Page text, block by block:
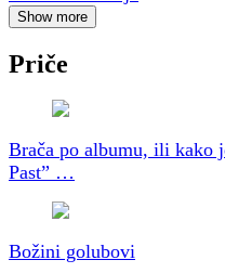
Show more
Priče
Brača po albumu, ili kako
Past” …
Božini golubovi